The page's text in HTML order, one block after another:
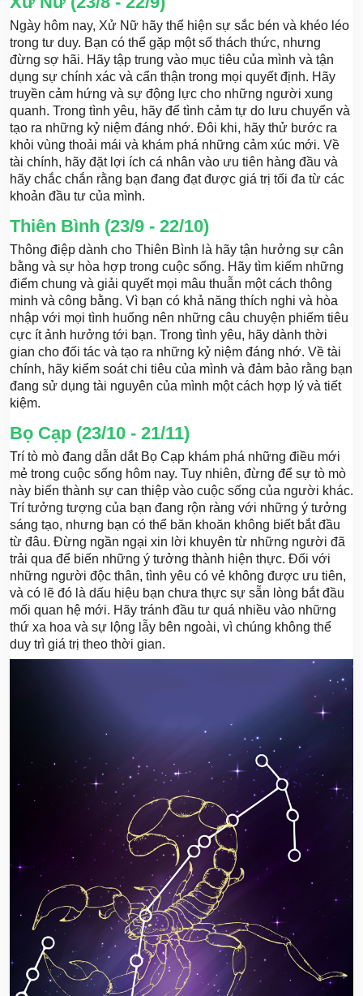
Ngày hôm nay, Xử Nữ hãy thể hiện sự sắc bén và khéo léo
trong tư duy. Bạn có thể gặp một số thách thức, nhưng
đừng sợ hãi. Hãy tập trung vào mục tiêu của mình và tận
dụng sự chính xác và cẩn thận trong mọi quyết định. Hãy
truyền cảm hứng và sự động lực cho những người xung
quanh. Trong tình yêu, hãy để tình cảm tự do lưu chuyển và
tạo ra những kỷ niệm đáng nhớ. Đôi khi, hãy thử bước ra
khỏi vùng thoải mái và khám phá những cảm xúc mới. Về
tài chính, hãy đặt lợi ích cá nhân vào ưu tiên hàng đầu và
hãy chắc chắn rằng bạn đang đạt được giá trị tối đa từ các
khoản đầu tư của mình.
Thiên Bình (23/9 - 22/10)
Thông điệp dành cho Thiên Bình là hãy tận hưởng sự cân
bằng và sự hòa hợp trong cuộc sống. Hãy tìm kiếm những
điểm chung và giải quyết mọi mâu thuẫn một cách thông
minh và công bằng. Vì bạn có khả năng thích nghi và hòa
nhập với mọi tình huống nên những câu chuyện phiếm tiêu
cực ít ảnh hưởng tới bạn. Trong tình yêu, hãy dành thời
gian cho đối tác và tạo ra những kỷ niệm đáng nhớ. Về tài
chính, hãy kiểm soát chi tiêu của mình và đảm bảo rằng bạn
đang sử dụng tài nguyên của mình một cách hợp lý và tiết
kiệm.
Bọ Cạp (23/10 - 21/11)
Trí tò mò đang dẫn dắt Bọ Cạp khám phá những điều mới
mẻ trong cuộc sống hôm nay. Tuy nhiên, đừng để sự tò mò
này biến thành sự can thiệp vào cuộc sống của người khác.
Trí tưởng tượng của bạn đang rộn ràng với những ý tưởng
sáng tạo, nhưng bạn có thể băn khoăn không biết bắt đầu
từ đâu. Đừng ngần ngại xin lời khuyên từ những người đã
trải qua để biến những ý tưởng thành hiện thực. Đối với
những người độc thân, tình yêu có vẻ không được ưu tiên,
và có lẽ đó là dấu hiệu bạn chưa thực sự sẵn lòng bắt đầu
mối quan hệ mới. Hãy tránh đầu tư quá nhiều vào những
thứ xa hoa và sự lộng lẫy bên ngoài, vì chúng không thể
duy trì giá trị theo thời gian.